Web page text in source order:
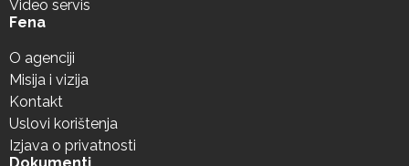
Video servis
Fena
O agenciji
Misija i vizija
Kontakt
Uslovi korištenja
Izjava o privatnosti